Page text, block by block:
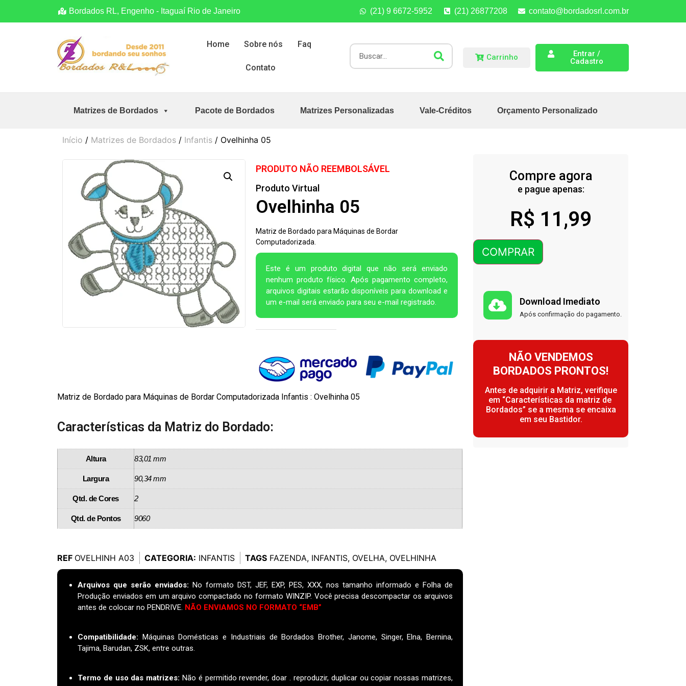
Bordados RL, Engenho - Itaguaí Rio de Janeiro (21) 9 6672-5952 (21) 26877208 contato@bordadosrl.com.br
Home Sobre nós Faq
Contato
Carrinho
Entrar /
Cadastro
Matrizes de Bordados Pacote de Bordados Matrizes Personalizadas Vale-Créditos Orçamento Personalizado
Início / Matrizes de Bordados / Infantis / Ovelhinha 05
PRODUTO NÃO REEMBOLSÁVEL
Produto Virtual
Ovelhinha 05
Matriz de Bordado para Máquinas de Bordar
Computadorizada.
Este é um produto digital que não será enviado
nenhum produto físico. Após pagamento completo,
arquivos digitais estarão disponíveis para download e
um e-mail será enviado para seu e-mail registrado.
Matriz de Bordado para Máquinas de Bordar Computadorizada Infantis : Ovelhinha 05
Características da Matriz do Bordado:
Altura 83,01 mm
Largura 90,34 mm
Qtd. de Cores 2
Qtd. de Pontos 9060
REF OVELHINH A03 CATEGORIA: INFANTIS TAGS FAZENDA, INFANTIS, OVELHA, OVELHINHA
Arquivos que serão enviados: No formato DST, JEF, EXP, PES, XXX, nos tamanho informado e Folha de
Produção enviados em um arquivo compactado no formato WINZIP. Você precisa descompactar os arquivos
antes de colocar no PENDRIVE. NÃO ENVIAMOS NO FORMATO “EMB”
Compatibilidade: Máquinas Domésticas e Industriais de Bordados Brother, Janome, Singer, Elna, Bernina,
Tajima, Barudan, ZSK, entre outras.
Termo de uso das matrizes: Não é permitido revender, doar . reproduzir, duplicar ou copiar nossas matrizes,
Compre agora
e pague apenas:
R$ 11,99
COMPRAR
Download Imediato
Após confirmação do pagamento.
NÃO VENDEMOS
BORDADOS PRONTOS!
Antes de adquirir a Matriz, verifique
em “Características da matriz de
Bordados” se a mesma se encaixa
em seu Bastidor.